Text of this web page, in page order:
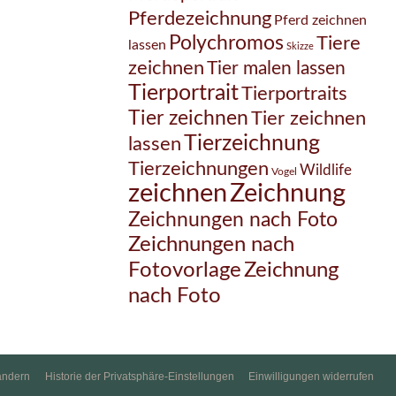
Pferdezeichnung Pferd zeichnen
lassen Polychromos Skizze Tiere
zeichnenTier malen lassen
TierportraitTierportraits
Tier zeichnenTier zeichnen
lassenTierzeichnung
Tierzeichnungen Vogel Wildlife
zeichnenZeichnung
Zeichnungen nach Foto
Zeichnungen nach
FotovorlageZeichnung
nach Foto
Historie der Privatsphäre-Einstellungen Einwilligungen widerrufen